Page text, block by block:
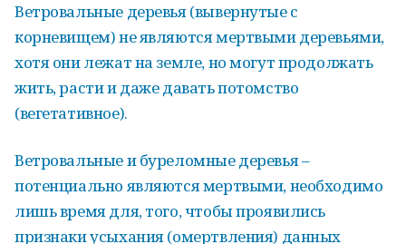
Ветровальные деревья (вывернутые с
корневищем) не являются мертвыми деревьями,
хотя они лежат на земле, но могут продолжать
жить, расти и даже давать потомство
(вегетативное).
Ветровальные и буреломные деревья –
потенциально являются мертвыми, необходимо
лишь время для, того, чтобы проявились
признаки усыхания (омертвления) данных